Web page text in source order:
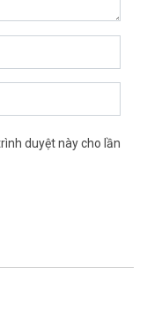
duyệt này cho lần